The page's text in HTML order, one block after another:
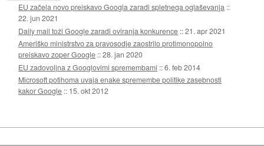
EU začela novo preiskavo Googla zaradi spletnega oglaševanja ::
22. jun 2021
Daily mail toži Google zaradi oviranja konkurence ::21. apr 2021
Ameriško ministrstvo za pravosodje zaostrilo protimonopolno
preiskavo zoper Google ::28. jan 2020
EU zadovoljna z Googlovimi spremembami ::6. feb 2014
Microsoft potihoma uvaja enake spremembe politike zasebnosti
kakor Google :: 15. okt 2012